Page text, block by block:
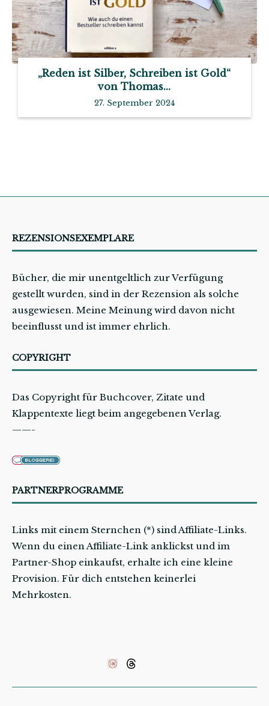
„Reden ist Silber, Schreiben ist Gold“
von Thomas...
27. September 2024
REZENSIONSEXEMPLARE
Bücher, die mir unentgeltlich zur Verfügung
gestellt wurden, sind in der Rezension als solche
ausgewiesen. Meine Meinung wird davon nicht
beeinflusst und ist immer ehrlich.
COPYRIGHT
Das Copyright für Buchcover, Zitate und
Klappentexte liegt beim angegebenen Verlag.
——-
PARTNERPROGRAMME
Links mit einem Sternchen (*) sind Affiliate-Links.
Wenn du einen Affiliate-Link anklickst und im
Partner-Shop einkaufst, erhalte ich eine kleine
Provision. Für dich entstehen keinerlei
Mehrkosten.